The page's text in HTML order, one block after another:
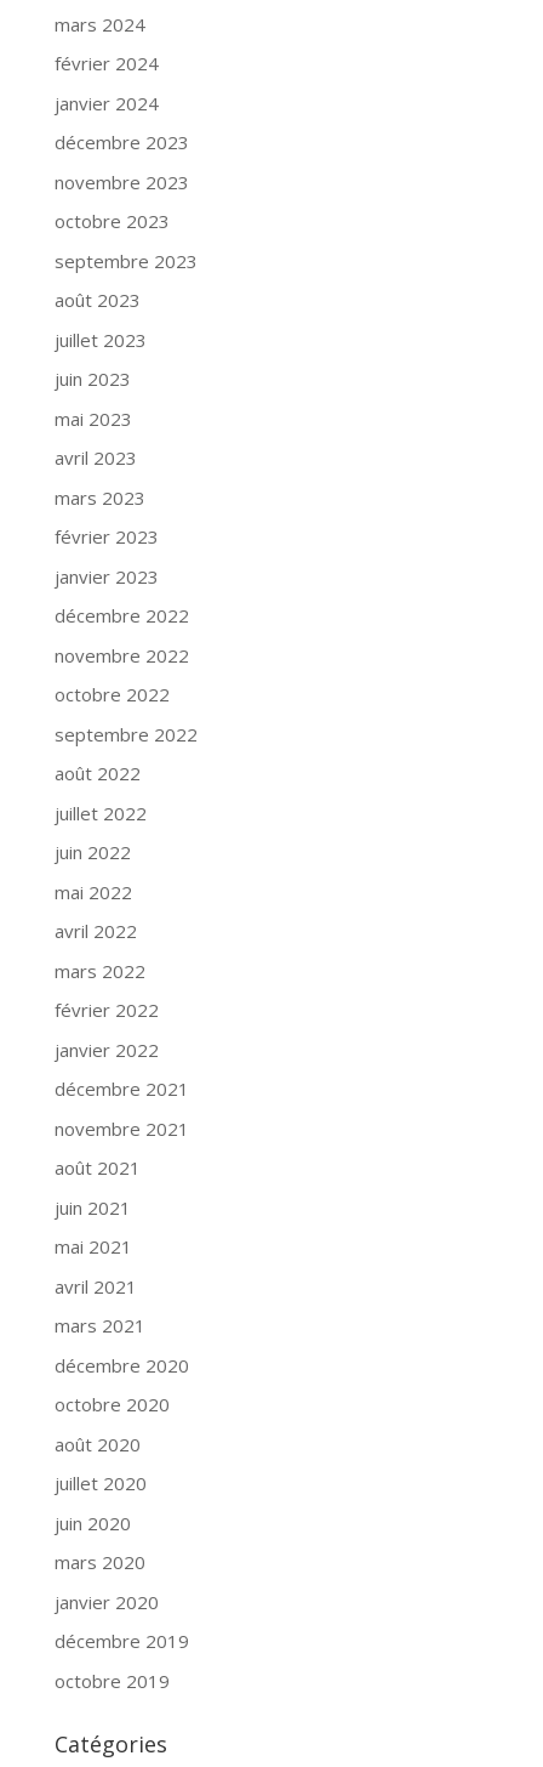
mars 2024
février 2024
janvier 2024
décembre 2023
novembre 2023
octobre 2023
septembre 2023
août 2023
juillet 2023
juin 2023
mai 2023
avril 2023
mars 2023
février 2023
janvier 2023
décembre 2022
novembre 2022
octobre 2022
septembre 2022
août 2022
juillet 2022
juin 2022
mai 2022
avril 2022
mars 2022
février 2022
janvier 2022
décembre 2021
novembre 2021
août 2021
juin 2021
mai 2021
avril 2021
mars 2021
décembre 2020
octobre 2020
août 2020
juillet 2020
juin 2020
mars 2020
janvier 2020
décembre 2019
octobre 2019
Catégories